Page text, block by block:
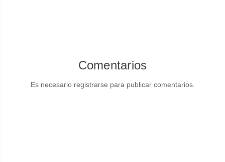
Comentarios
Es necesario registrarse para publicar comentarios.